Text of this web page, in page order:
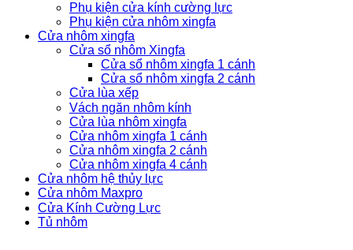
Phụ kiện cửa kính cường lực
Phụ kiện cửa nhôm xingfa
Cửa nhôm xingfa
Cửa sổ nhôm Xingfa
Cửa sổ nhôm xingfa 1 cánh
Cửa sổ nhôm xingfa 2 cánh
Cửa lùa xếp
Vách ngăn nhôm kính
Cửa lùa nhôm xingfa
Cửa nhôm xingfa 1 cánh
Cửa nhôm xingfa 2 cánh
Cửa nhôm xingfa 4 cánh
Cửa nhôm hệ thủy lực
Cửa nhôm Maxpro
Cửa Kính Cường Lực
Tủ nhôm